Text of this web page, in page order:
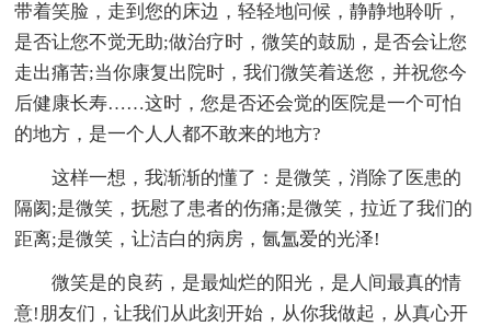
带着笑脸，走到您的床边，轻轻地问候，静静地聆听，
是否让您不觉无助;做治疗时，微笑的鼓励，是否会让您
走出痛苦;当你康复出院时，我们微笑着送您，并祝您今
后健康长寿……这时，您是否还会觉的医院是一个可怕
的地方，是一个人人都不敢来的地方?
这样一想，我渐渐的懂了：是微笑，消除了医患的
隔阂;是微笑，抚慰了患者的伤痛;是微笑，拉近了我们的
距离;是微笑，让洁白的病房，氤氲爱的光泽!
微笑是的良药，是最灿烂的阳光，是人间最真的情
意!朋友们，让我们从此刻开始，从你我做起，从真心开